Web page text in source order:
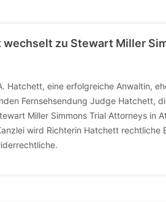
zu Stewart Miller
Hatchett, eine erfolgreiche Anwaltin,
Fernsehsendung Judge Hatchett,
Miller Simmons Trial Attorneys in
wird Richterin Hatchett rechtliche